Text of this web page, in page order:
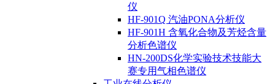
仪
HF-901Q 汽油PONA分析仪
HF-901H 含氧化合物及芳烃含量
分析色谱仪
HN-200DS化学实验技术技能大
赛专用气相色谱仪